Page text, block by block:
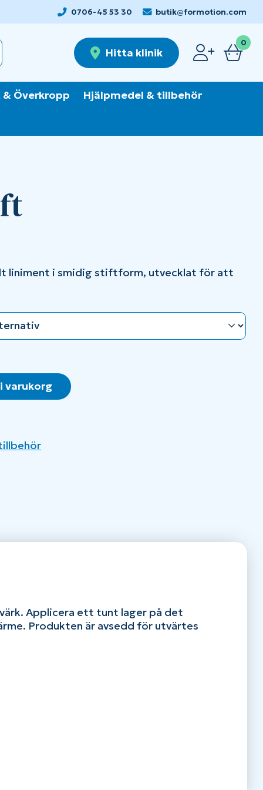
0706-45 53 30 butik@formotion.com
Hitta klinik
0
Överkropp Hjälpmedel & tillbehör
liniment i smidig stiftform, utvecklat för att
varukorg
Applicera ett tunt lager på det
Produkten är avsedd för utvärtes